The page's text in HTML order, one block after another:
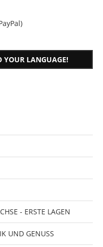
YOUR LANGUAGE!
- ERSTE LAGEN
UND GENUSS